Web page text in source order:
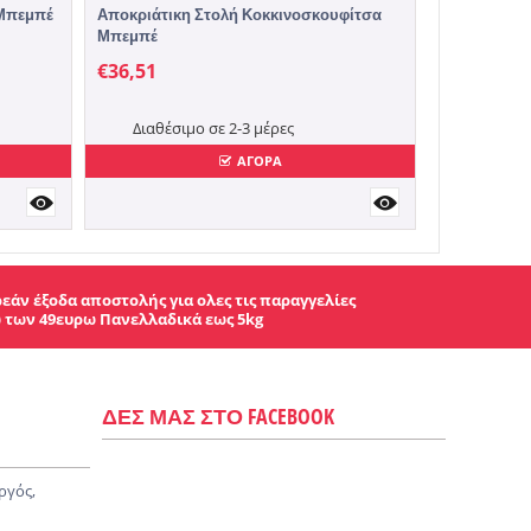
Αποκριάτικη Στολή Κοκκινοσκουφίτσα
Μπεμπέ
€36,51
Διαθέσιμο σε 2-3 μέρες
ΑΓΟΡΑ
έξοδα αποστολής για ολες τις παραγγελίες
49ευρω Πανελλαδικά εως 5kg
ΔΕΣ ΜΑΣ ΣΤΟ FACEBOOK